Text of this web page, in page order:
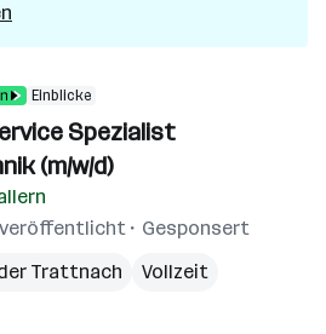
Einblicke
Spezialist
(m/w/d)
veröffentlicht
Gesponsert
Trattnach
Vollzeit